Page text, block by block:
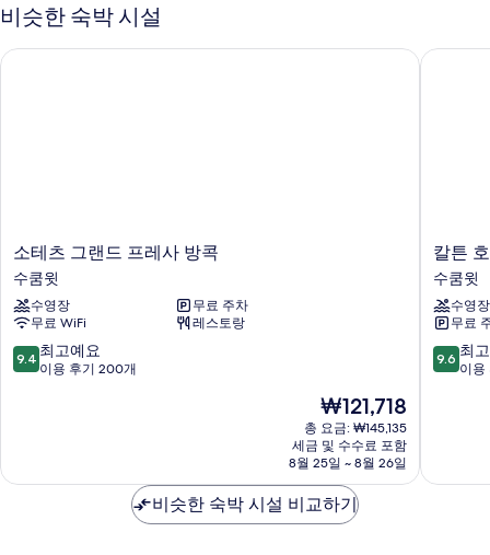
세
보
비슷한 숙박 시설
소
테
츠
그
랜
드
프
쿰
소테츠 그랜드 프레사 방콕
수쿰윗
수영장
무료 주차
무료 WiFi
레스토랑
10
점
최
9.4 최고예요
이용 후기 200개
현
재
요
금
₩121,718
₩121,718
총 요금: ₩145,135
세금 및 수수료 포함
8월 25일 ~ 8월 26일
소테츠 그랜드 프레사 방콕
칼
튼
호
텔
방
콕
수
칼튼
수쿰윗
수영장
무료
10
점
최
9.6 최
이용
칼튼 호
비슷한 숙박 시설 비교하기